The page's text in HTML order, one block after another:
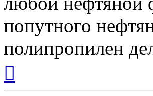
попутного
полипропилен
началу